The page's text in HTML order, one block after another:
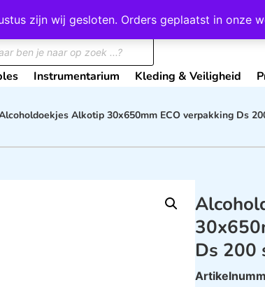
zijn wij gesloten. Orders geplaatst in onze
Instrumentarium Kleding & Veiligheid
Alkotip 30x650mm ECO verpakking Ds
Ds 200